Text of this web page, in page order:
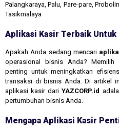
Palangkaraya, Palu, Pare-pare,
Tasikmalaya
Aplikasi Kasir Terbaik Untuk
Apakah Anda sedang mencari
operasional bisnis Anda?
penting untuk meningkatkan
transaksi di bisnis Anda. Di artikel
aplikasi kasir dariYAZCORP.id
pertumbuhan bisnis Anda.
Mengapa Aplikasi Kasir